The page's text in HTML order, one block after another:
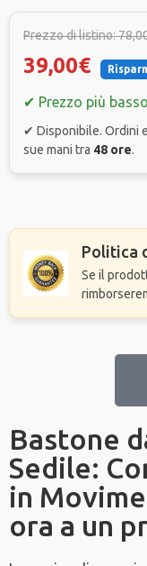
Prezzo di listino:
39,00€
✔ Prezzo più
✔ Disponibile. Ordini
sue mani tra 48 ore.
Politica
Se il
Bastone
Sedile:
in
ora a un